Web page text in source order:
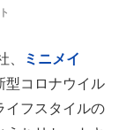
ミニメイ
型コロナウイル
イフスタイルの